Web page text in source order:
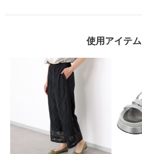
使用アイテム